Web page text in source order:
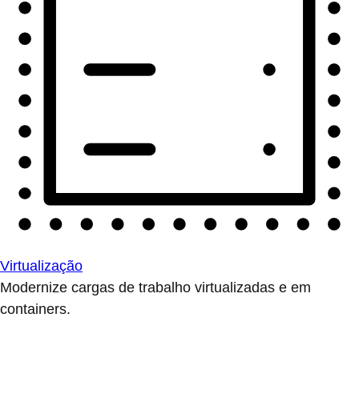
Virtualização
Modernize cargas de trabalho virtualizadas e em
containers.